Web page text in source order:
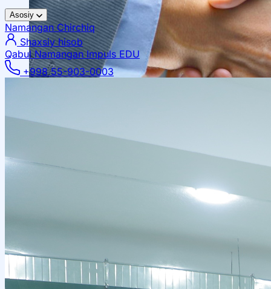
Asosiy
NamanganChirchiq
Shaxsiy hisob
Qabul Namangan Impuls EDU
+998 55-903-0003